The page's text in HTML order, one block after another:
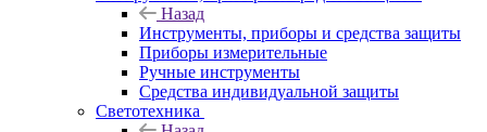
Назад
Инструменты, приборы и средства защиты
Приборы измерительные
Ручные инструменты
Средства индивидуальной защиты
Светотехника